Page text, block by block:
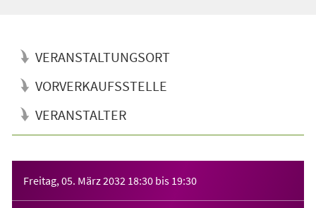
VERANSTALTUNGSORT
VORVERKAUFSSTELLE
VERANSTALTER
Freitag, 05. März 2032 18:30 bis 19:30